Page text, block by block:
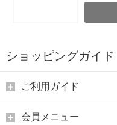
ショッピングガイド
ご利用ガイド
会員メニュー